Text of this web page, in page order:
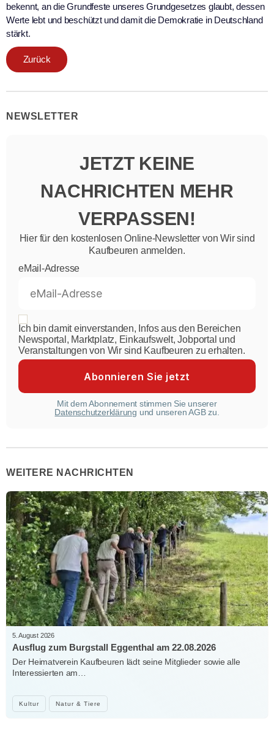
bekennt, an die Grundfeste unseres Grundgesetzes glaubt, dessen
Werte lebt und beschützt und damit die Demokratie in Deutschland
stärkt.
Zurück
NEWSLETTER
JETZT KEINE
NACHRICHTEN MEHR
VERPASSEN!
Hier für den kostenlosen Online-Newsletter von Wir sind
Kaufbeuren anmelden.
eMail-Adresse
Ich bin damit einverstanden, Infos aus den Bereichen
Newsportal, Marktplatz, Einkaufswelt, Jobportal und
Veranstaltungen von Wir sind Kaufbeuren zu erhalten.
Mit dem Abonnement stimmen Sie unserer
Datenschutzerklärung und unseren AGB zu.
WEITERE NACHRICHTEN
Kultur Natur & Tiere
5. August 2026
Ausflug zum Burgstall Eggenthal am 22.08.2026
Der Heimatverein Kaufbeuren lädt seine Mitglieder sowie alle
Interessierten am…